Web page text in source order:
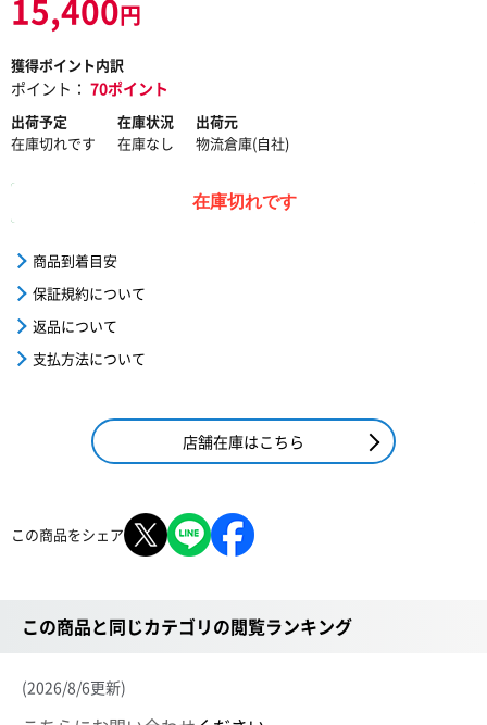
15,400円
獲得ポイント内訳
ポイント： 70ポイント
出荷予定
在庫切れです
在庫状況
在庫なし
出荷元
物流倉庫(自社)
在庫切れです
商品到着目安
保証規約について
返品について
支払方法について
店舗在庫はこちら
この商品をシェア
この商品と同じカテゴリの閲覧ランキング
(2026/8/6更新)